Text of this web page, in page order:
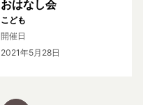
おはなし会
こども
開催日
2021年5月28日